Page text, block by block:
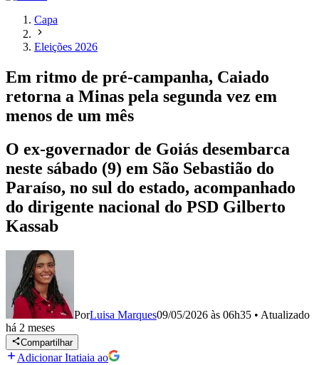
Capa
Eleições 2026
Em ritmo de pré-campanha, Caiado
retorna a Minas pela segunda vez em
menos de um mês
O ex-governador de Goiás desembarca
neste sábado (9) em São Sebastião do
Paraíso, no sul do estado, acompanhado
do dirigente nacional do PSD Gilberto
Kassab
PorLuisa Marques09/05/2026 às 06h35 • Atualizado
há 2 meses
Compartilhar
Adicionar Itatiaia ao